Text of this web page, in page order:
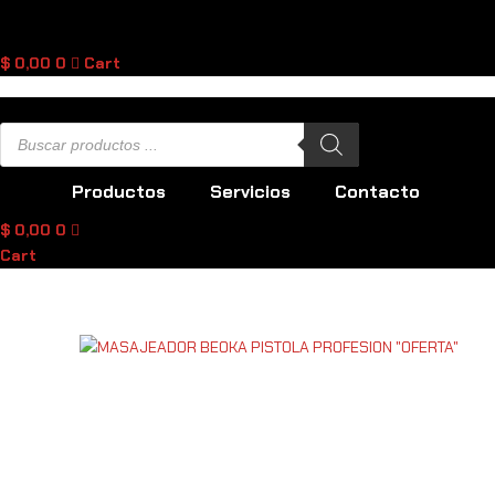
contenido
$ 0,00 0 Cart
Búsqueda
productos
Productos Servicios Contacto
$ 0,00 0
Cart